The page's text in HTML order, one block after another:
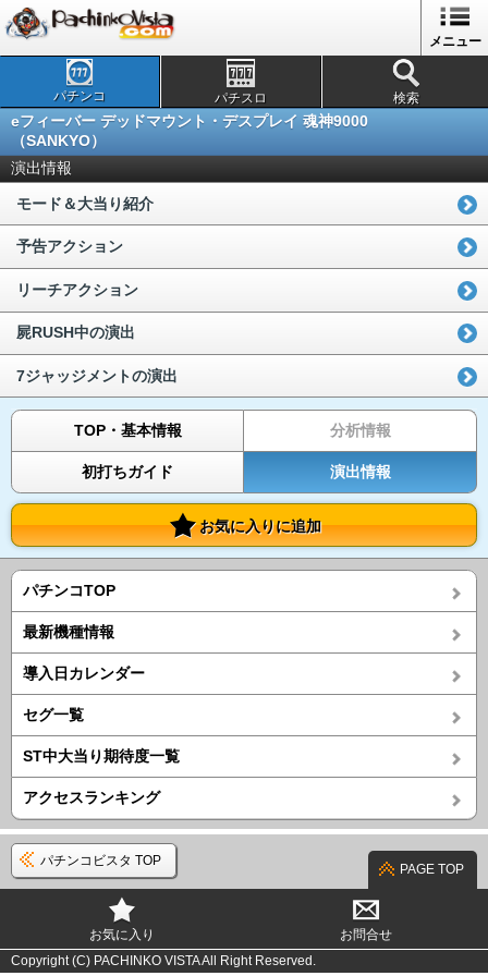
メニュー
パチンコ パチスロ 検索
eフィーバー デッドマウント・デスプレイ 魂神9000
（SANKYO）
演出情報
モード＆大当り紹介
予告アクション
リーチアクション
屍RUSH中の演出
7ジャッジメントの演出
TOP・基本情報 分析情報
初打ちガイド 演出情報
お気に入りに追加
パチンコTOP
最新機種情報
導入日カレンダー
セグ一覧
ST中大当り期待度一覧
アクセスランキング
パチンコビスタ TOP
PAGE TOP
お気に入り
お問合せ
Copyright (C) PACHINKO VISTA All Right Reserved.